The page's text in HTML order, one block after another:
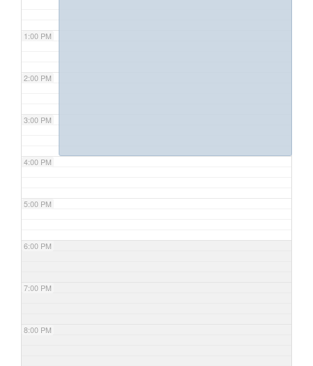
1:00 PM
2:00 PM
3:00 PM
4:00 PM
5:00 PM
6:00 PM
7:00 PM
8:00 PM